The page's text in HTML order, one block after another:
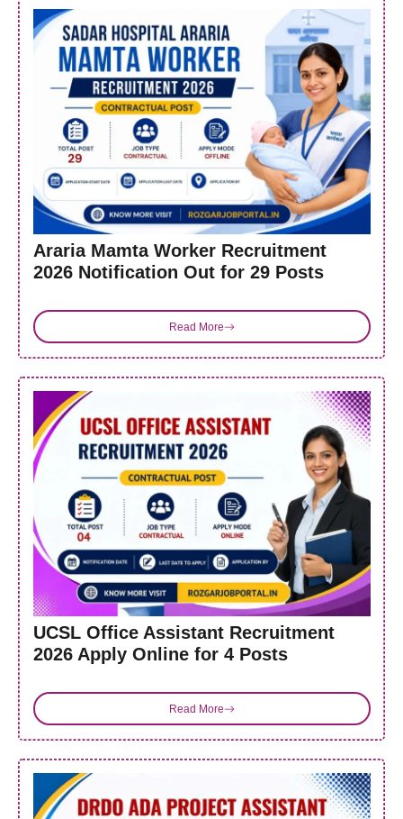
Araria Mamta Worker Recruitment
2026 Notification Out for 29 Posts
Read More
UCSL Office Assistant Recruitment
2026 Apply Online for 4 Posts
Read More